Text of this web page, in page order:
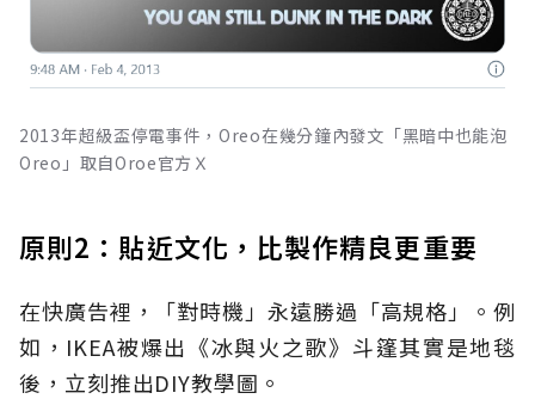
2013年超級盃停電事件，Oreo在幾分鐘內發文「黑暗中也能泡
Oreo」取自Oroe官方Ｘ
原則2：貼近文化，比製作精良更重要
在快廣告裡，「對時機」永遠勝過「高規格」。例
如，IKEA被爆出《冰與火之歌》斗篷其實是地毯
後，立刻推出DIY教學圖。